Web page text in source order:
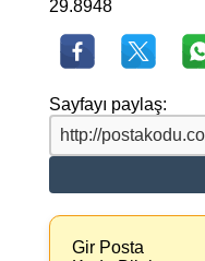
29.8948
Sayfayı paylaş:
Gir Posta